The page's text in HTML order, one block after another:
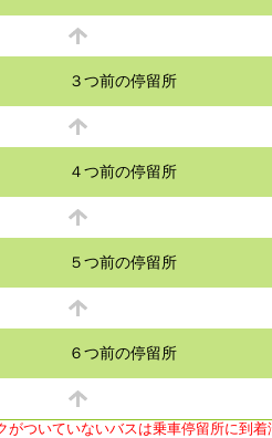
３つ前の停留所
４つ前の停留所
５つ前の停留所
６つ前の停留所
がついていないバスは乗車停留所に到着